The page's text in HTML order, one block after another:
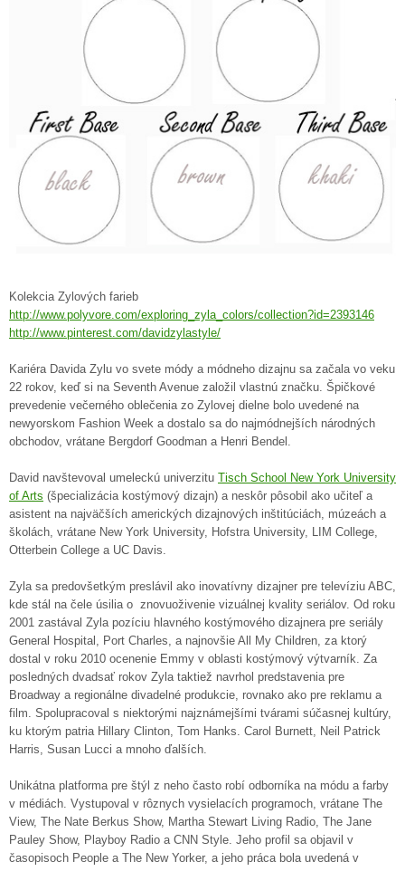
Kolekcia Zylových farieb
http://www.polyvore.com/exploring_zyla_colors/collection?id=2393146
http://www.pinterest.com/davidzylastyle/
Kariéra Davida Zylu vo svete módy a módneho dizajnu sa začala vo veku
22 rokov, keď si na Seventh Avenue založil vlastnú značku. Špičkové
prevedenie večerného oblečenia zo Zylovej dielne bolo uvedené na
newyorskom Fashion Week a dostalo sa do najmódnejších národných
obchodov, vrátane Bergdorf Goodman a Henri Bendel.
David navštevoval umeleckú univerzitu Tisch School New York University
of Arts (špecializácia kostýmový dizajn) a neskôr pôsobil ako učiteľ a
asistent na najväčších amerických dizajnových inštitúciách, múzeách a
školách, vrátane New York University, Hofstra University, LIM College,
Otterbein College a UC Davis.
Zyla sa predovšetkým preslávil ako inovatívny dizajner pre televíziu ABC,
kde stál na čele úsilia o znovuoživenie vizuálnej kvality seriálov. Od roku
2001 zastával Zyla pozíciu hlavného kostýmového dizajnera pre seriály
General Hospital, Port Charles, a najnovšie All My Children, za ktorý
dostal v roku 2010 ocenenie Emmy v oblasti kostýmový výtvarník. Za
posledných dvadsať rokov Zyla taktiež navrhol predstavenia pre
Broadway a regionálne divadelné produkcie, rovnako ako pre reklamu a
film. Spolupracoval s niektorými najznámejšími tvárami súčasnej kultúry,
ku ktorým patria Hillary Clinton, Tom Hanks. Carol Burnett, Neil Patrick
Harris, Susan Lucci a mnoho ďalších.
Unikátna platforma pre štýl z neho často robí odborníka na módu a farby
v médiách. Vystupoval v rôznych vysielacích programoch, vrátane The
View, The Nate Berkus Show, Martha Stewart Living Radio, The Jane
Pauley Show, Playboy Radio a CNN Style. Jeho profil sa objavil v
časopisoch People a The New Yorker, a jeho práca bola uvedená v